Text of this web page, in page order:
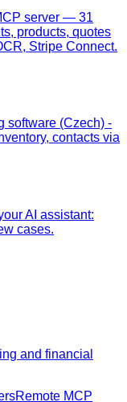
server — 31
products, quotes
Stripe Connect.
software (Czech) -
contacts via
AI assistant:
cases.
and financial
Remote MCP